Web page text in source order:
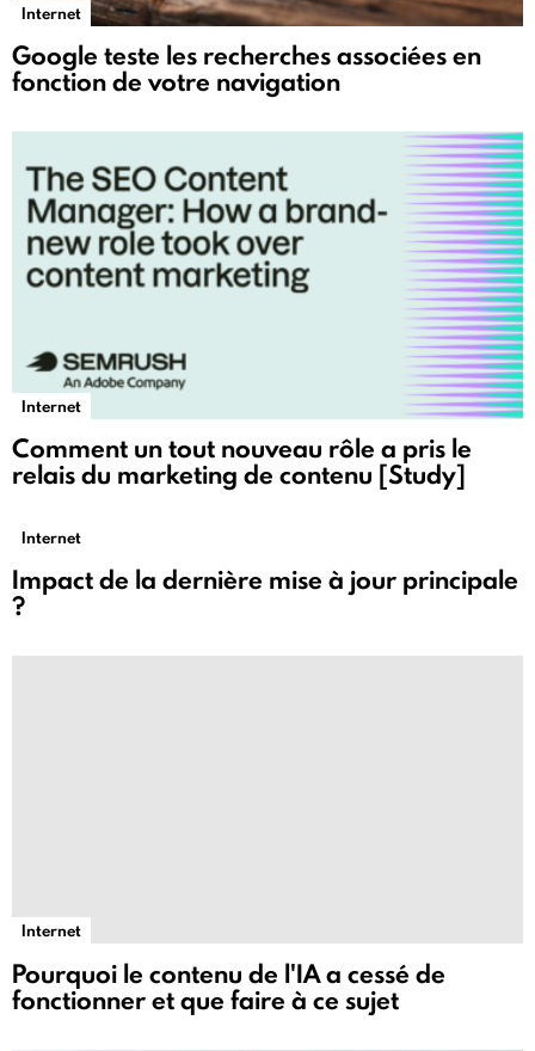
Internet
Google teste les recherches associées en
fonction de votre navigation
Internet
Comment un tout nouveau rôle a pris le
relais du marketing de contenu [Study]
Internet
Impact de la dernière mise à jour principale
?
Internet
Pourquoi le contenu de l'IA a cessé de
fonctionner et que faire à ce sujet